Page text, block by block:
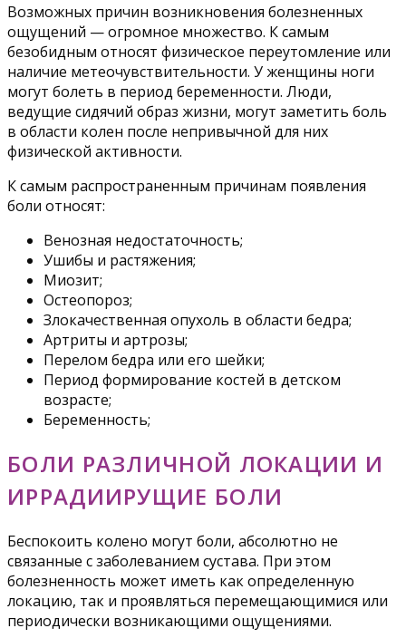
Возможных причин возникновения болезненных
ощущений — огромное множество. К самым
безобидным относят физическое переутомление или
наличие метеочувствительности. У женщины ноги
могут болеть в период беременности. Люди,
ведущие сидячий образ жизни, могут заметить боль
в области колен после непривычной для них
физической активности.
К самым распространенным причинам появления
боли относят:
Венозная недостаточность;
Ушибы и растяжения;
Миозит;
Остеопороз;
Злокачественная опухоль в области бедра;
Артриты и артрозы;
Перелом бедра или его шейки;
Период формирование костей в детском
возрасте;
Беременность;
БОЛИ РАЗЛИЧНОЙ ЛОКАЦИИ И
ИРРАДИИРУЩИЕ БОЛИ
Беспокоить колено могут боли, абсолютно не
связанные с заболеванием сустава. При этом
болезненность может иметь как определенную
локацию, так и проявляться перемещающимися или
периодически возникающими ощущениями.